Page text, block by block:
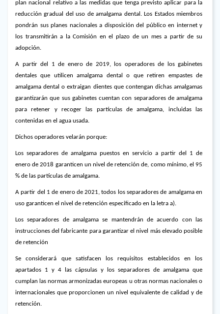
plan nacional relativo a las medidas que tenga previsto aplicar para la
reducción gradual del uso de amalgama dental. Los Estados miembros
pondrán sus planes nacionales a disposición del público en internet y
los transmitirán a la Comisión en el plazo de un mes a partir de su
adopción.
A partir del 1 de enero de 2019, los operadores de los gabinetes
dentales que utilicen amalgama dental o que retiren empastes de
amalgama dental o extraigan dientes que contengan dichas amalgamas
garantizarán que sus gabinetes cuentan con separadores de amalgama
para retener y recoger las partículas de amalgama, incluidas las
contenidas en el agua usada.
Dichos operadores velarán porque:
Los separadores de amalgama puestos en servicio a partir del 1 de
enero de 2018 garanticen un nivel de retención de, como mínimo, el 95
% de las partículas de amalgama.
A partir del 1 de enero de 2021, todos los separadores de amalgama en
uso garanticen el nivel de retención especificado en la letra a).
Los separadores de amalgama se mantendrán de acuerdo con las
instrucciones del fabricante para garantizar el nivel más elevado posible
de retención
Se considerará que satisfacen los requisitos establecidos en los
apartados 1 y 4 las cápsulas y los separadores de amalgama que
cumplan las normas armonizadas europeas u otras normas nacionales o
internacionales que proporcionen un nivel equivalente de calidad y de
retención.